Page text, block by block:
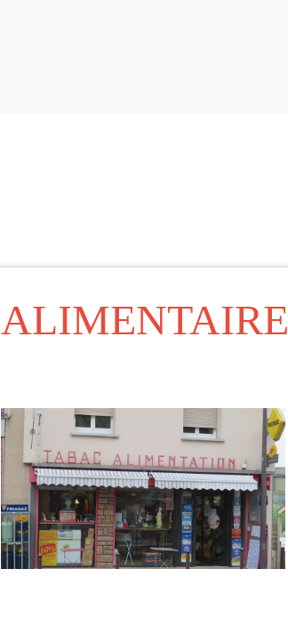
ALIMENTAIRE